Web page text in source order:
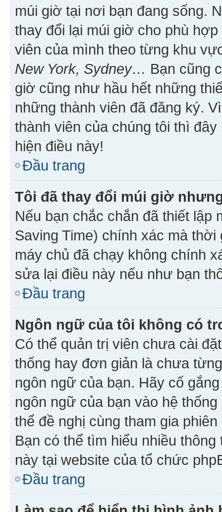
múi giờ tại nơi bạn đang sống.
thay đổi lại múi giờ cho phù
viên của mình theo từng khu
New York, Sydney… Bạn cũng
giờ cũng như hầu hết những
những thành viên đã đăng ký.
thành viên của chúng tôi thì
hiện điều này!
Đầu trang
Tôi đã thay đổi múi giờ
Nếu bạn chắc chắn đã thiết lập
Saving Time) chính xác mà
máy chủ đã chạy không chính
sửa lại điều này nếu như bạn
Đầu trang
Ngôn ngữ của tôi không có
Có thể quản trị viên chưa cài
thống hay đơn giản là chưa
ngôn ngữ của bạn. Hãy cố
ngôn ngữ của bạn vào hệ
thể đề nghị cùng tham gia
Bạn có thể tìm hiểu nhiều
này tại website của tổ chức
Đầu trang